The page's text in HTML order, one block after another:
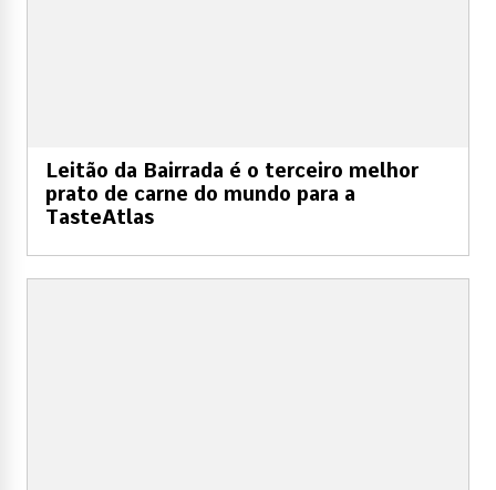
Leitão da Bairrada é o terceiro melhor
prato de carne do mundo para a
TasteAtlas